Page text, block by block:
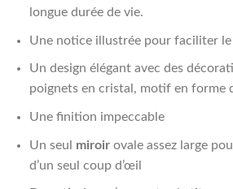
longue durée de vie.
Une notice illustrée pour faciliter le
Un design élégant avec des
poignets en cristal, motif en forme
Une finition impeccable
Un seul miroirovale assez large
d’un seul coup d’œil